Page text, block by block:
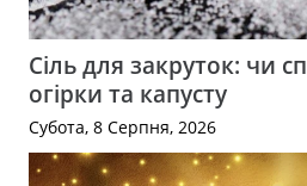
Сіль для закруток: чи
огірки та капусту
Субота, 8 Серпня, 2026